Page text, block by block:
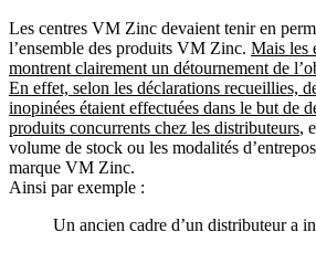
Les centres VM Zinc devaient tenir en
l’ensemble des produits VM Zinc. Mais les
montrent clairement un détournement de
En effet, selon les déclarations recueillies,
inopinées étaient effectuées dans le but de
produits concurrents chez les distributeurs,
volume de stock ou les modalités
marque VM Zinc.
Ainsi par exemple :
Un ancien cadre d’un distributeur a